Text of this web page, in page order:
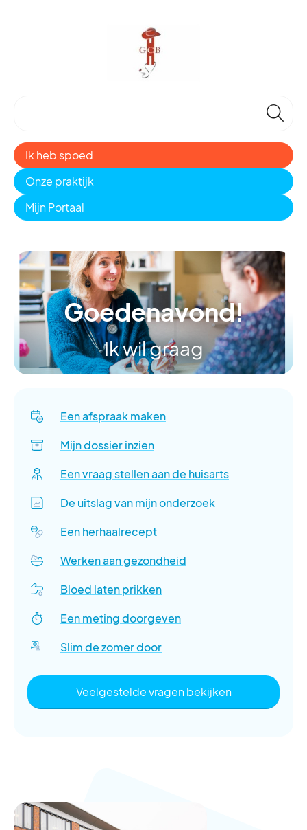
🔎
Onze praktijk
Mijn Portaal
Ik heb spoed
Goedenavond!
Ik wil graag
Een afspraak maken
Mijn dossier inzien
Een vraag stellen aan de huisarts
De uitslag van mijn onderzoek
Een herhaalrecept
Werken aan gezondheid
Bloed laten prikken
Een meting doorgeven
Slim de zomer door
Veelgestelde vragen bekijken